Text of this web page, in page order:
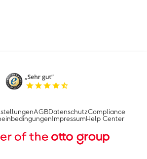
AGBDatenschutzCompliance
Impressum Help Center